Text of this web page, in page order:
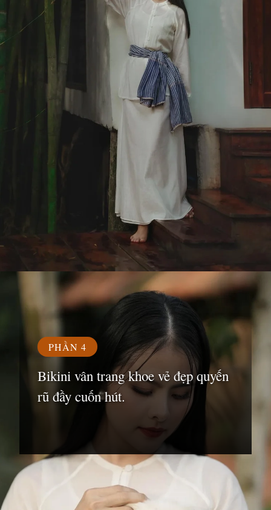
Đang mởhttps://susach.edu.vn/van-trang
PHẦN 4
Bikini vân trang khoe vẻ đẹp quyến
rũ đầy cuốn hút.